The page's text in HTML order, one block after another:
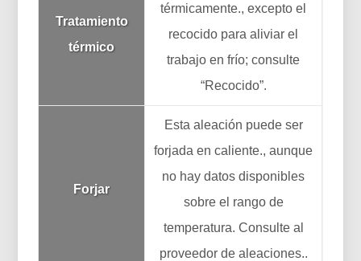
Tratamiento
térmico
térmicamente., excepto el
recocido para aliviar el
trabajo en frío; consulte
“Recocido”.
Forjar
Esta aleación puede ser
forjada en caliente., aunque
no hay datos disponibles
sobre el rango de
temperatura. Consulte al
proveedor de aleaciones..